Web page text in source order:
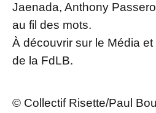
Jaenada, Anthony
au fil des mots.
À découvrir sur le Média
de la FdLB.
© Collectif Risette/Paul